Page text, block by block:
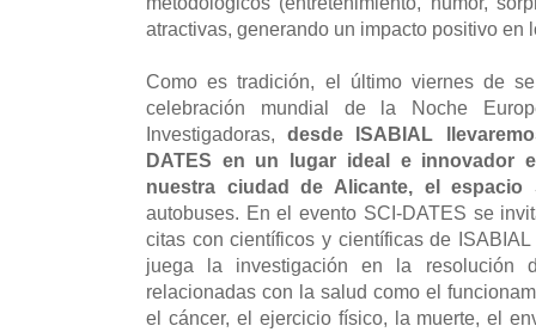
atractivas, generando un impacto positivo en
Como es tradición, el último viernes de
celebración mundial de la Noche
Investigadoras,desde ISABIAL
DATES en un lugar ideal e innovador
nuestra ciudad de Alicante, el espacio
autobuses. En el evento SCI-DATES se
citas con científicos y científicas de
juega la investigación en la resolución
relacionadas con la salud como el
el cáncer, el ejercicio físico, la muerte, el